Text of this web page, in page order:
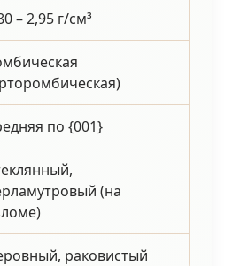
– 2,95 г/см³
по {001}
(на
раковистый